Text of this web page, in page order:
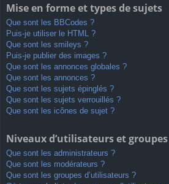
Mise en forme et types de sujets
Que sont les BBCodes ?
Puis-je utiliser le HTML ?
Que sont les smileys ?
Puis-je publier des images ?
Que sont les annonces globales ?
Que sont les annonces ?
Que sont les sujets épinglés ?
Que sont les sujets verrouillés ?
Que sont les icônes de sujet ?
Niveaux d’utilisateurs et groupes
Que sont les administrateurs ?
Que sont les modérateurs ?
Que sont les groupes d’utilisateurs ?